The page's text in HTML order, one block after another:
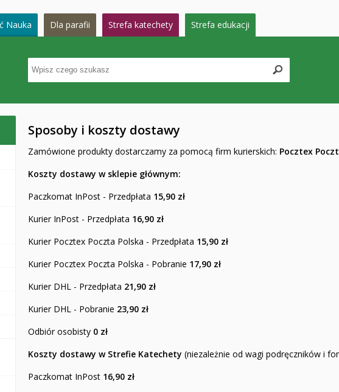
Nauka Dla parafii Strefa katechety Strefa edukacji
Sposoby i koszty dostawy
Zamówione produkty dostarczamy za pomocą firm kurierskich: Pocztex
Koszty dostawy w sklepie głównym:
Paczkomat InPost - Przedpłata 15,90 zł
Kurier InPost - Przedpłata 16,90 zł
Kurier Pocztex Poczta Polska - Przedpłata 15,90 zł
Kurier Pocztex Poczta Polska - Pobranie 17,90 zł
Kurier DHL - Przedpłata 21,90 zł
Kurier DHL - Pobranie 23,90 zł
Odbiór osobisty 0 zł
Koszty dostawy w Strefie Katechety (niezależnie od wagi podręczników i
Paczkomat InPost 16,90 zł